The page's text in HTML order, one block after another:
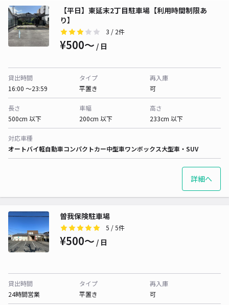
【平日】東延末2丁目駐車場【利用時間制限あ
り】
3 / 2件
¥500〜 / 日
貸出時間
16:00 〜23:59
タイプ
平置き
再入庫
可
長さ
500cm 以下
車幅
200cm 以下
高さ
233cm 以下
対応車種
オートバイ軽自動車コンパクトカー中型車ワンボックス大型車・SUV
詳細へ
曽我保険駐車場
5 / 5件
¥500〜 / 日
貸出時間
24時間営業
タイプ
平置き
再入庫
可